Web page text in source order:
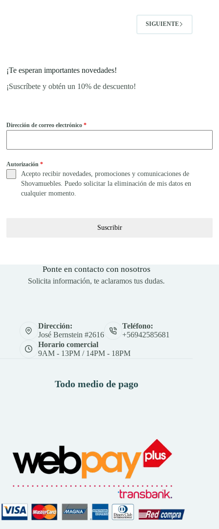
SIGUIENTE
¡Te esperan importantes novedades!
¡Suscríbete y obtén un 10% de descuento!
Dirección de correo electrónico*
Autorización*
Acepto recibir novedades, promociones y comunicaciones de
Shovamuebles. Puedo solicitar la eliminación de mis datos en
cualquier momento.
Suscribir
Ponte en contacto con nosotros
Solicita información, te aclaramos tus dudas.
Dirección:
José Bernstein #2616
Teléfono:
+56942585681
Horario comercial
9AM - 13PM / 14PM - 18PM
Todo medio de pago